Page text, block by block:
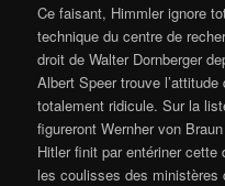
Ce faisant, Himmler ignore
technique du centre de
droit de Walter Dornberger
Albert Speer trouve l’attitude
totalement ridicule. Sur la
figureront Wernher von
Hitler finit par entériner cette
les coulisses des ministères